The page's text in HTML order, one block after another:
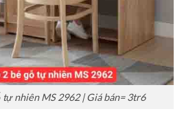
tự nhiên MS 2962 | Giá bán= 3tr6